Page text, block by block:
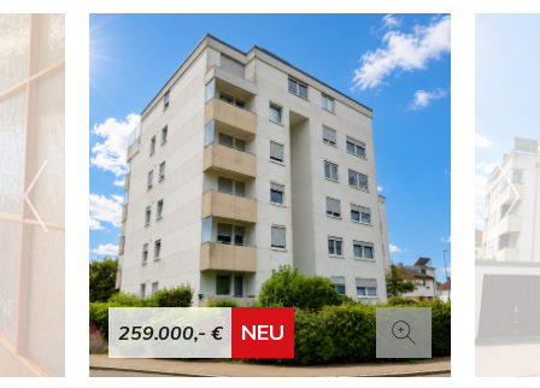
259.000,- € NEU